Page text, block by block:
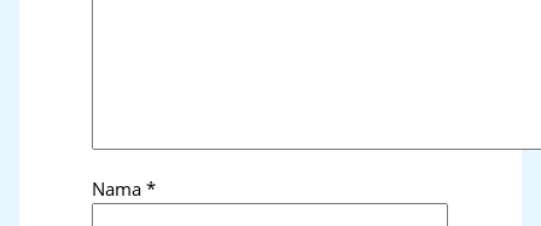
Nama*